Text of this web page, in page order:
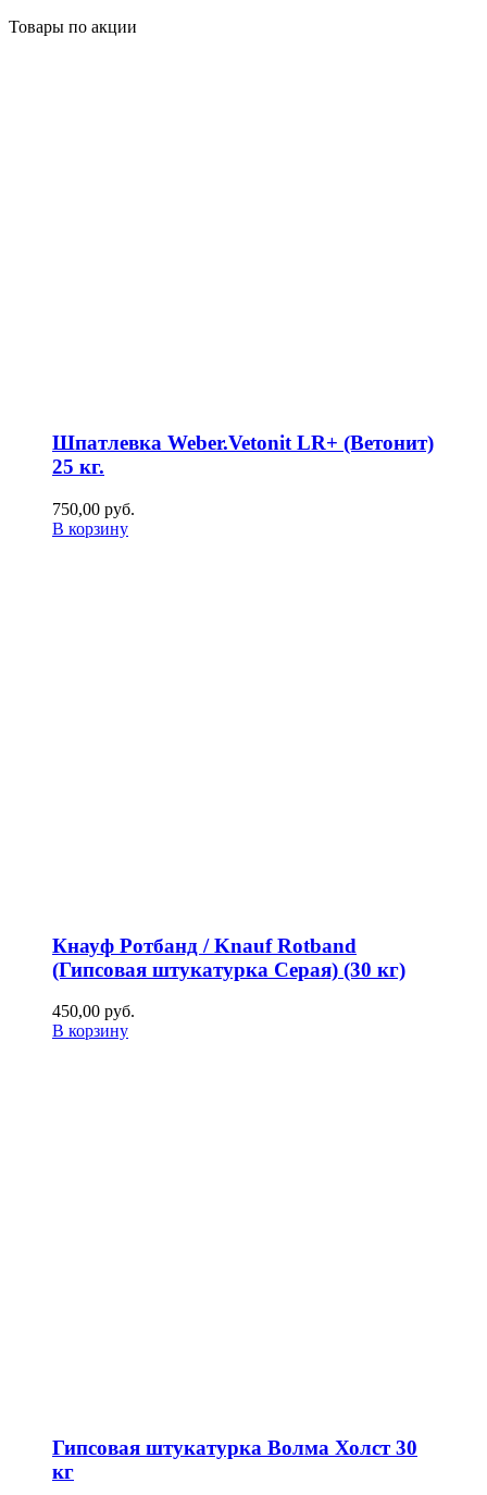
Товары по акции
Шпатлевка Weber.Vetonit LR+ (Ветонит)
25 кг.
750,00 руб.
В корзину
Кнауф Ротбанд / Knauf Rotband
(Гипсовая штукатурка Серая) (30 кг)
450,00 руб.
В корзину
Гипсовая штукатурка Волма Холст 30
кг